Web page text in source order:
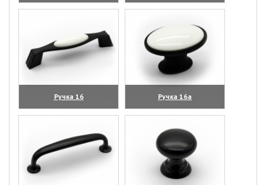
(увеличить)
(увеличить)
Ручка 16
(увеличить)
Ручка 16а
(увеличить)